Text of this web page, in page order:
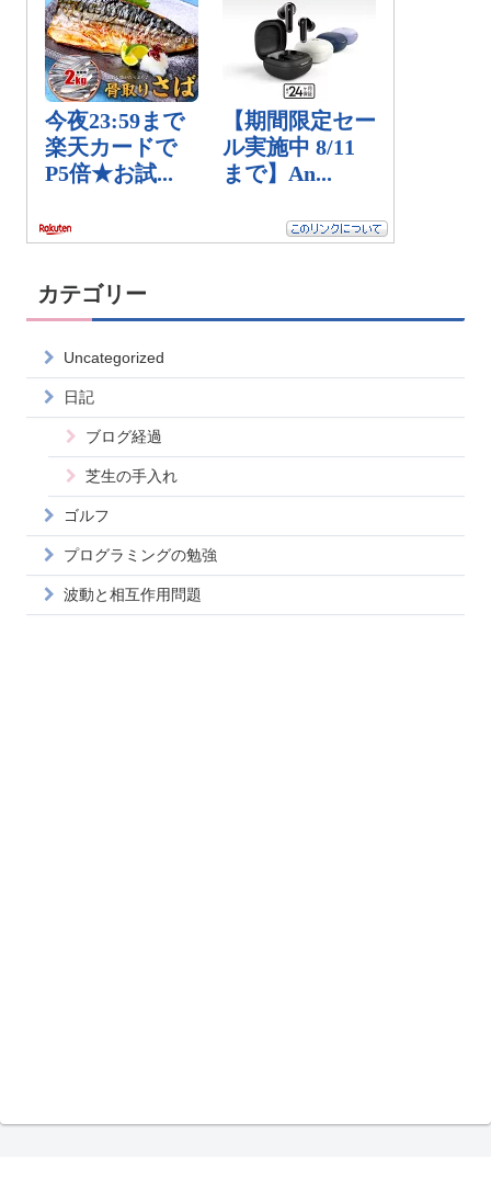
カテゴリー
Uncategorized
日記
ブログ経過
芝生の手入れ
ゴルフ
プログラミングの勉強
波動と相互作用問題